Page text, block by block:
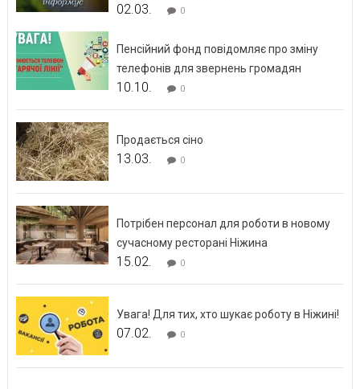
02.03. 0
Пенсійний фонд повідомляє про зміну
телефонів для звернень громадян
10.10. 0
Продається сіно
13.03. 0
Потрібен персонал для роботи в новому
сучасному ресторані Ніжина
15.02. 0
Увага! Для тих, хто шукає роботу в Ніжині!
07.02. 0